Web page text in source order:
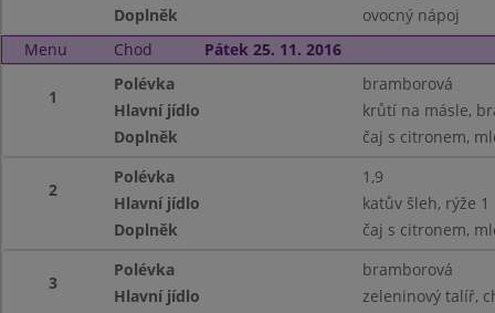
Doplněk
ovocný nápoj
Menu
Chod Pátek 25. 11. 2016
1
Polévka
bramborová
Hlavní jídlo
krůtí na másle,
Doplněk
čaj s citronem,
2
Polévka
1,9
Hlavní jídlo
katův šleh, rýže 1
Doplněk
čaj s citronem,
3
Polévka
bramborová
Hlavní jídlo
zeleninový talíř,